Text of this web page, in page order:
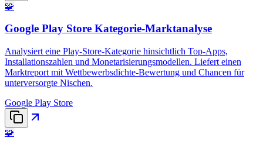
🧩
Google Play Store Kategorie-Marktanalyse
Analysiert eine Play-Store-Kategorie hinsichtlich Top-Apps,
Installationszahlen und Monetarisierungsmodellen. Liefert einen
Marktreport mit Wettbewerbsdichte-Bewertung und Chancen für
unterversorgte Nischen.
Google Play Store
🧩